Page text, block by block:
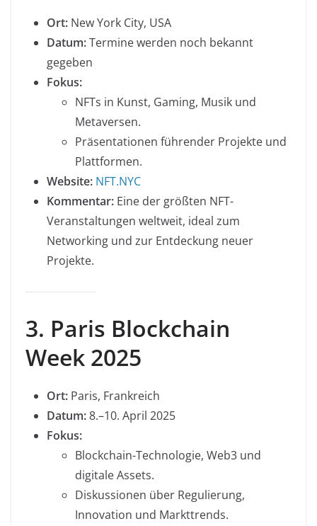
Ort: New York City, USA
Datum:Termine werden noch bekannt
gegeben
Fokus:
NFTs in Kunst, Gaming, Musik und
Metaversen.
Präsentationen führender Projekte und
Plattformen.
Website: NFT.NYC
Kommentar: Eine der größten NFT-
Veranstaltungen weltweit, ideal zum
Networking und zur Entdeckung neuer
Projekte.
3. Paris Blockchain
Week 2025
Ort: Paris, Frankreich
Datum:8.–10. April 2025
Fokus:
Blockchain-Technologie, Web3 und
digitale Assets.
Diskussionen über Regulierung,
Innovation und Markttrends.